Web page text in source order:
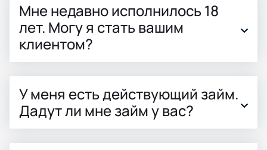
Мне недавно исполнилось 18
лет. Могу я стать вашим
клиентом?
У меня есть действующий займ.
Дадут ли мне займ у вас?